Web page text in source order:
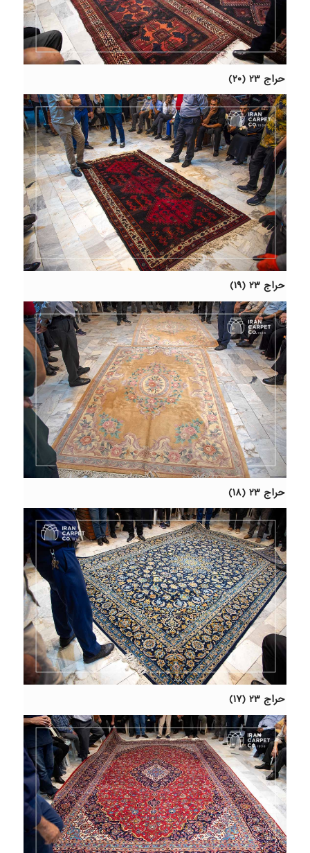
حراج ۲۳ (۲۰)
حراج ۲۳ (۱۹)
حراج ۲۳ (۱۸)
حراج ۲۳ (۱۷)